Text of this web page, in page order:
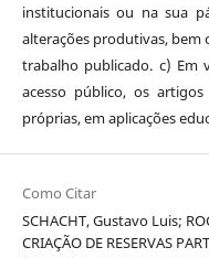
institucionais ou na sua
alterações produtivas, bem
trabalho publicado. c) Em
acesso público, os
próprias, em aplicações
Como Citar
SCHACHT, Gustavo Luis;
CRIAÇÃO DE RESERVAS